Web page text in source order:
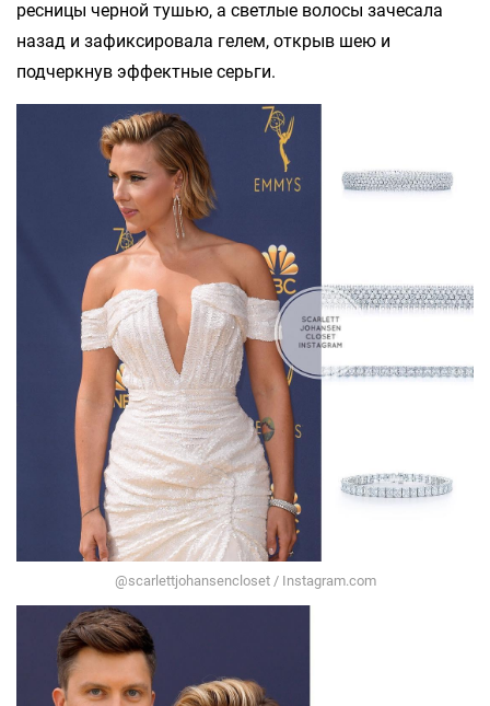
ресницы черной тушью, а светлые волосы зачесала
назад и зафиксировала гелем, открыв шею и
подчеркнув эффектные серьги.
@scarlettjohansencloset / Instagram.com